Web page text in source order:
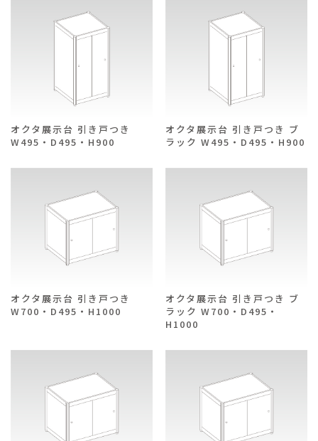
オクタ展示台 引き戸つき
W495・D495・H900
オクタ展示台 引き戸つき ブ
ラック W495・D495・H900
オクタ展示台 引き戸つき
W700・D495・H1000
オクタ展示台 引き戸つき ブ
ラック W700・D495・
H1000